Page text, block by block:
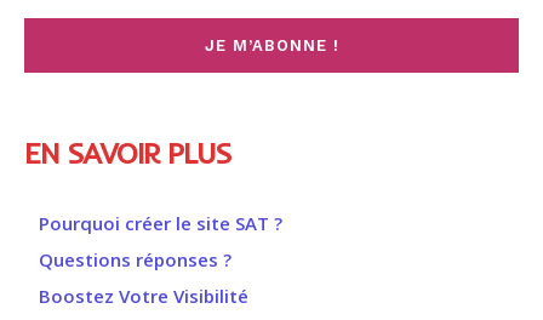
EN SAVOIR PLUS
Pourquoi créer le site SAT ?
Questions réponses ?
Boostez Votre Visibilité